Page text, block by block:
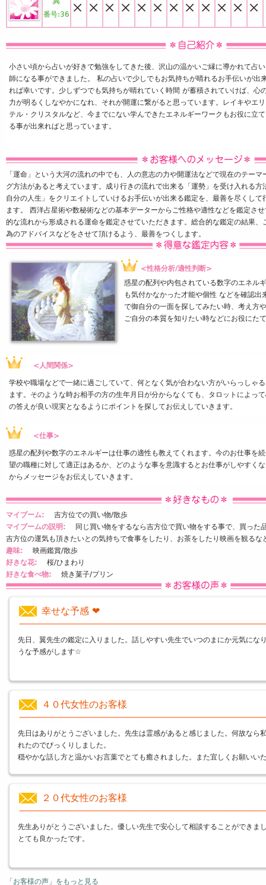
番号:36
小さい頃から占いが好きで勉強をしてきた後、沢山の温かいご縁に導かれて占い
師になる事ができました。 私の占いで少しでもお気持ちが晴れるお手伝いが出
れば幸いです。少しずつでも気持ちが晴れていく時間 が蓄積されていけば、心
力が明るくしなやかになれ、それが開運に繋がると思っています。レイキやエリ
テル・クリスタルなど、今までにない学んできたエネルギーワークもお役に立て
る事が出来ればと思っています。
「運命」という大河の流れの中でも、人の意志の力や開運法などで現在のテー
グ方法があると考えています。成り行きの流れで出来る「運勢」を受け入れる
自分の人生」をクリエイトしていけるお手伝いが出来る鑑定を、最善を尽くし
ます。 西洋占星術や数秘術などの基本データーからご性格や適性などを鑑定さ
的な流れから形成される運命を鑑定させていただきます。総合的な鑑定の結果
為のアドバイスなどをさせて頂けるよう、最善をつくします。
<性格分析/適性判断>
惑星の配列や内包されている数字のエネル
も気付かなかった才能や個性 などを確認
で御自分の一面を探してみたい時、考え方
ご自分の本質を知りたい時などにお役にた
<人間関係>
学校や職場などで一緒に過ごしていて、何となく気が合わない方がいらっしゃ
ます。そのような時お相手の方の生年月日が分からなくても、タロットによっ
の答えが良い現実となるようにポイントを探してお伝えしていきます。
<仕事>
惑星の配列や数字のエネルギーは仕事の適性も教えてくれます。今のお仕事を
望の職種に対して適正はあるか、どのような事を意識するとお仕事がしやすく
からメッセージをお伝えしていきます。
マイブーム:
吉方位での買い物/散歩
マイブームの説明:
同じ買い物をするなら吉方位で買い物をする事で、買った
吉方位の運気も頂きたいとの気持ちで食事をしたり、お茶をしたり映画を観る
趣味:
映画鑑賞/散歩
好きな花:
桜/ひまわり
好きな食べ物:
焼き菓子/プリン
幸せな予感 ❤️
先日、翼先生の鑑定に入りました。話しやすい先生でいつのまにか元気にな
うな予感がします☆
４０代女性のお客様
先日はありがとうございました。先生は霊感があると感じました。何故なら
れたのでびっくりしました。
穏やかな話し方と温かいお言葉でとても癒されました。また宜しくお願いい
２０代女性のお客様
先生ありがとうございました。優しい先生で安心して相談することができま
とても良かったです。
「お客様の声」をもっと見る